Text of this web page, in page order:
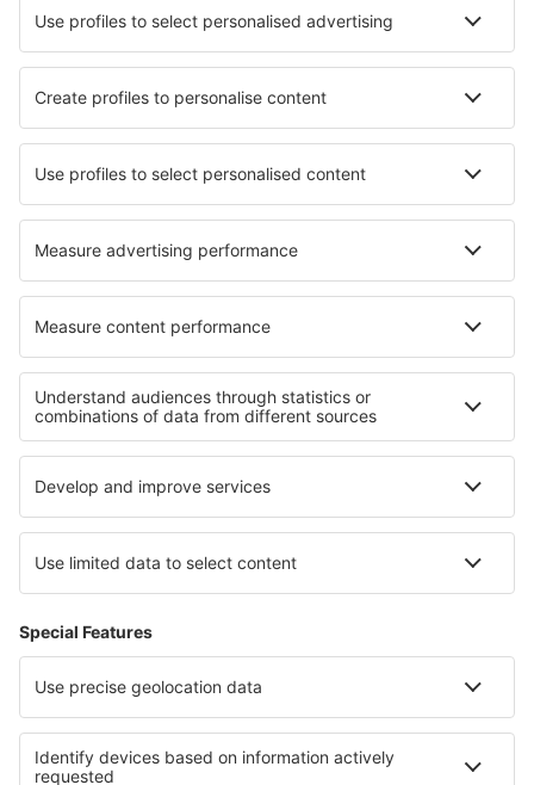
Cele mai bune hoteluri - orașe
Hoteluri în Oost-Cappel Hoteluri în Brazil
Hoteluri în Gerbépal Hoteluri în Radford
Hoteluri în Cap D'ail Hoteluri în Ghibullo
Cele mai bune hoteluri - regiuni
Hoteluri în Guernsey Hoteluri în Marea Britanie
Hoteluri în Great Yarmouth Hoteluri ȋn Anglia
Hoteluri in Wales Hoteluri În Bihor județul
Hoteluri în Meribel-les-Allues Hoteluri În Sibiu județul